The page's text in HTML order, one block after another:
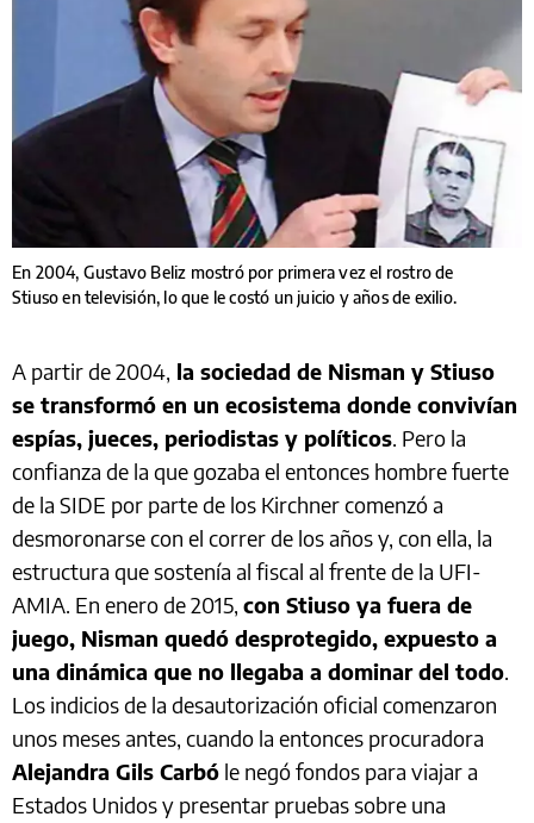
En 2004, Gustavo Beliz mostró por primera vez el rostro de
Stiuso en televisión, lo que le costó un juicio y años de exilio.
A partir de 2004, la sociedad de Nisman y Stiuso
se transformó en un ecosistema donde convivían
espías, jueces, periodistas y políticos. Pero la
confianza de la que gozaba el entonces hombre fuerte
de la SIDE por parte de los Kirchner comenzó a
desmoronarse con el correr de los años y, con ella, la
estructura que sostenía al fiscal al frente de la UFI-
AMIA. En enero de 2015, con Stiuso ya fuera de
juego, Nisman quedó desprotegido, expuesto a
una dinámica que no llegaba a dominar del todo.
Los indicios de la desautorización oficial comenzaron
unos meses antes, cuando la entonces procuradora
Alejandra Gils Carbó le negó fondos para viajar a
Estados Unidos y presentar pruebas sobre una